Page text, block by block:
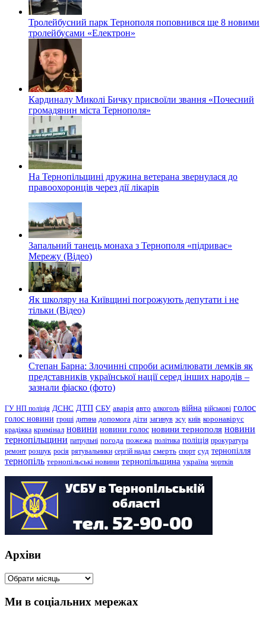
Тролейбусний парк Тернополя поповнився ще 8 новими
тролейбусами «Електрон»
Кардиналу Миколі Бичку присвоїли звання «Почесний
громадянин міста Тернополя»
На Тернопільщині дружина ветерана звернулася до
правоохоронців через дії лікарів
Запальний танець монаха з Тернополя «підриває»
Мережу (Відео)
Як школяру на Київщині погрожують депутати і не
тільки (Відео)
Степан Барна: Злочинні спроби асимілювати лемків як
представників української нації серед інших народів –
зазнали фіаско (фото)
ГУ НП поліція ДСНС ДТП СБУ аварія авто алкоголь війна військові голос
голос новини гроші дитина допомога діти загинув зсу київ коронавірус
крадіжка кримінал новини новини голос новини тернополя новини
тернопільщини патрульні погода пожежа політика поліція прокуратура
ремонт розшук росія рятувальники сергій надал смерть спорт суд тернопілля
тернопіль тернопільські новини тернопільщина україна чортків
Архіви
Архіви
Ми в соціальних мережах